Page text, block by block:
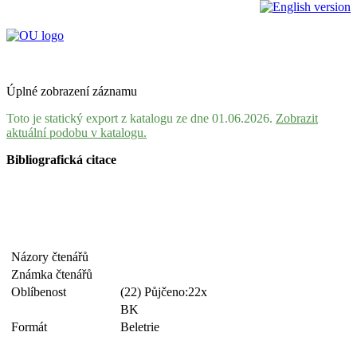
Úplné zobrazení záznamu
Toto je statický export z katalogu ze dne 01.06.2026. Zobrazit
aktuální podobu v katalogu.
Bibliografická citace
Názory čtenářů
Známka čtenářů
Oblíbenost
(22) Půjčeno:22x
BK
Formát
Beletrie